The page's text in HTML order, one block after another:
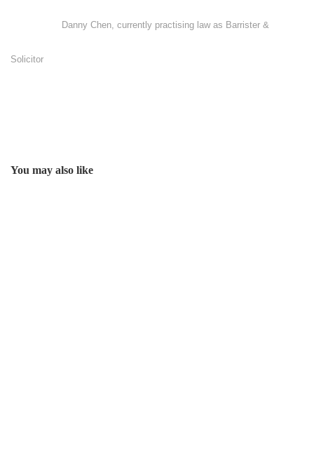
Danny Chen, currently practising law as Barrister &
Solicitor
You may also like